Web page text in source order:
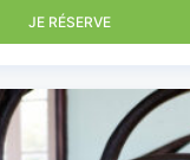
JE RÉSERVE